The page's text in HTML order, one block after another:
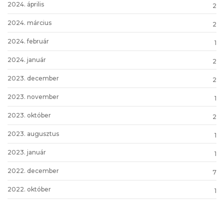
2024. április 2
2024. március 2
2024. február 1
2024. január 2
2023. december 2
2023. november 1
2023. október 2
2023. augusztus 1
2023. január 1
2022. december 7
2022. október 1